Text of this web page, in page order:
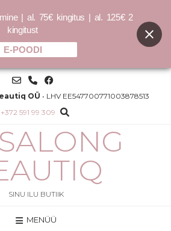
Olaplex No.5 Bond Maintenance
OÜ • LHV EE547700771003878513
+372 591 99 309
SINU ILU BUTIIK
MENÜÜ
| al. 75€ kingitus | al. 125€ 2
kingitust
E-POODI